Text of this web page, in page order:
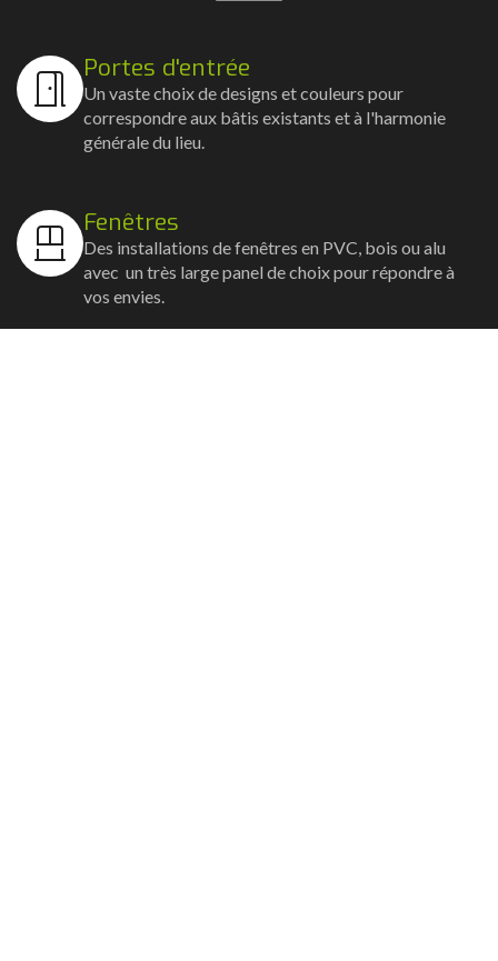
Portes d'entrée
Un vaste choix de designs et couleurs pour
correspondre aux bâtis existants et à l'harmonie
générale du lieu.
Fenêtres
Des installations de fenêtres en PVC, bois ou alu
avec un très large panel de choix pour répondre à
vos envies.